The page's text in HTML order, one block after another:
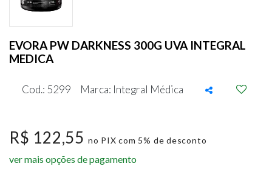
EVORA PW DARKNESS 300G UVA INTEGRAL
MEDICA
Cod.: 5299 Marca: Integral Médica
R$ 122,55 no PIX com 5% de desconto
ver mais opções de pagamento